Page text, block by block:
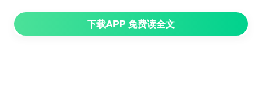
绮仿佛看到她了，但他就像看到了一个陌生人一般，浑不
下载APP 免费读全文